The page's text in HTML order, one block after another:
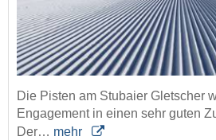
Die Pisten am Stubaier Gletscher
Engagement in einen sehr guten
Der… mehr